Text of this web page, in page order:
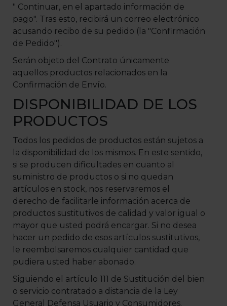
" Continuar, en el apartado información de
pago". Tras esto, recibirá un correo electrónico
acusando recibo de su pedido (la "Confirmación
de Pedido").
Serán objeto del Contrato únicamente
aquellos productos relacionados en la
Confirmación de Envío.
DISPONIBILIDAD DE LOS
PRODUCTOS
Todos los pedidos de productos están sujetos a
la disponibilidad de los mismos. En este sentido,
si se producen dificultades en cuanto al
suministro de productos o si no quedan
artículos en stock, nos reservaremos el
derecho de facilitarle información acerca de
productos sustitutivos de calidad y valor igual o
mayor que usted podrá encargar. Si no desea
hacer un pedido de esos artículos sustitutivos,
le reembolsaremos cualquier cantidad que
pudiera usted haber abonado.
Siguiendo el artículo 111 de Sustitución del bien
o servicio contratado a distancia de la Ley
General Defensa Usuario y Consumidores.